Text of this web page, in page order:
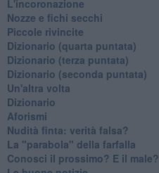
L'incoronazione
Nozze e fichi secchi
Piccole rivincite
​Dizionario (quarta puntata)
​Dizionario (terza puntata)
​Dizionario (seconda puntata)
Un'altra volta
Dizionario
Aforismi
Nudità finta: verità falsa?
La "parabola" della farfalla
Conosci il prossimo? E il male?